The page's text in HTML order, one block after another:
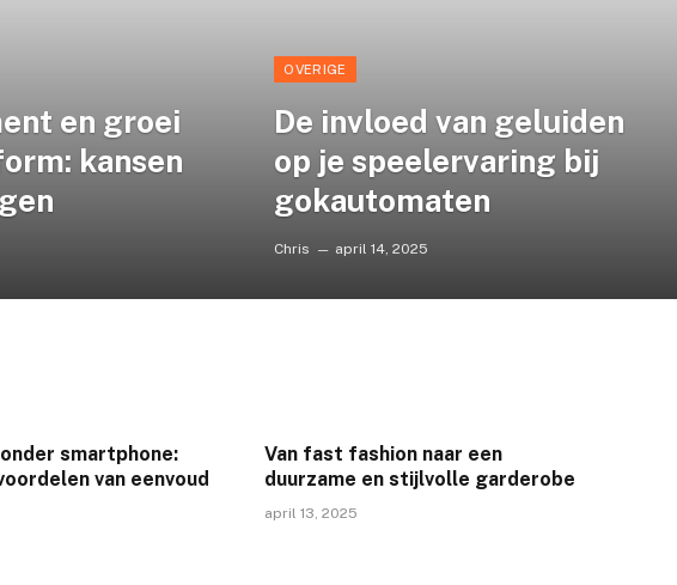
en groei
kansen
OVERIGE
De invloed van geluiden
op je speelervaring bij
gokautomaten
Chris april 14, 2025
smartphone:
van eenvoud
Van fast fashion naar een
duurzame en stijlvolle garderobe
april 13, 2025